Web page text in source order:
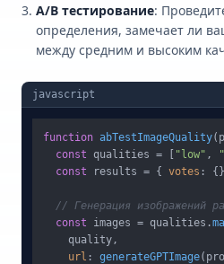
A/B тестирование:
определения, замечает ли
между средним и высоким
javascript
function abTestImageQuality(
const qualities = [ "low" ,
const results = { votes :
// Генерация изображений
const images = qualities.
    quality,
url : generateGPTImage